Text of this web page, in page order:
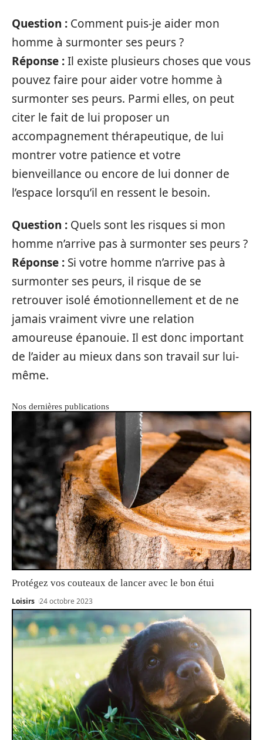
Question : Comment puis-je aider mon
homme à surmonter ses peurs ?
Réponse :Il existe plusieurs choses que vous
pouvez faire pour aider votre homme à
surmonter ses peurs. Parmi elles, on peut
citer le fait de lui proposer un
accompagnement thérapeutique, de lui
montrer votre patience et votre
bienveillance ou encore de lui donner de
l’espace lorsqu’il en ressent le besoin.
Question : Quels sont les risques si mon
homme n’arrive pas à surmonter ses peurs ?
Réponse : Si votre homme n’arrive pas à
surmonter ses peurs, il risque de se
retrouver isolé émotionnellement et de ne
jamais vraiment vivre une relation
amoureuse épanouie. Il est donc important
de l’aider au mieux dans son travail sur lui-
même.
Nos dernières publications
Protégez vos couteaux de lancer avec le bon étui
Loisirs 24 octobre 2023